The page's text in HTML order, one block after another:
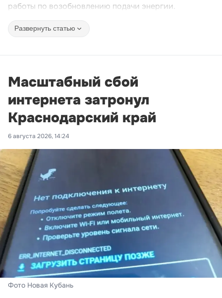
работы по возобновлению подачи энергии.
Развернуть статью
Масштабный сбой
интернета затронул
Краснодарский край
6 августа 2026, 14:24
Фото Новая Кубань